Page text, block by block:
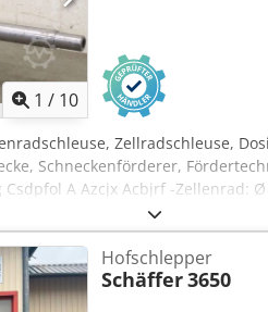
1 / 10
Zellradschleuse,
Schneckenförderer,
A Azcjx Acbjrf -Zellenrad:
-Gewicht: 12,1 kg
Hofschlepper
Schäffer3650